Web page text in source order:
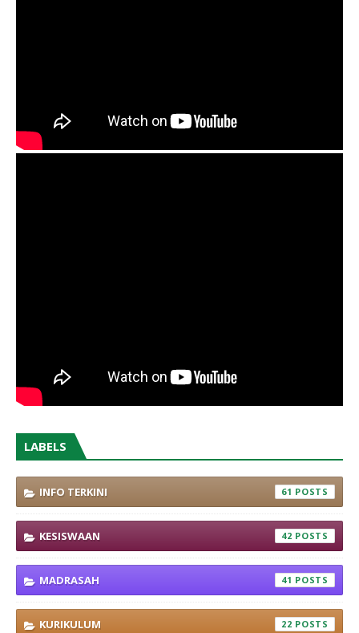
LABELS
INFO TERKINI 61
KESISWAAN 42
MADRASAH 41
KURIKULUM 22